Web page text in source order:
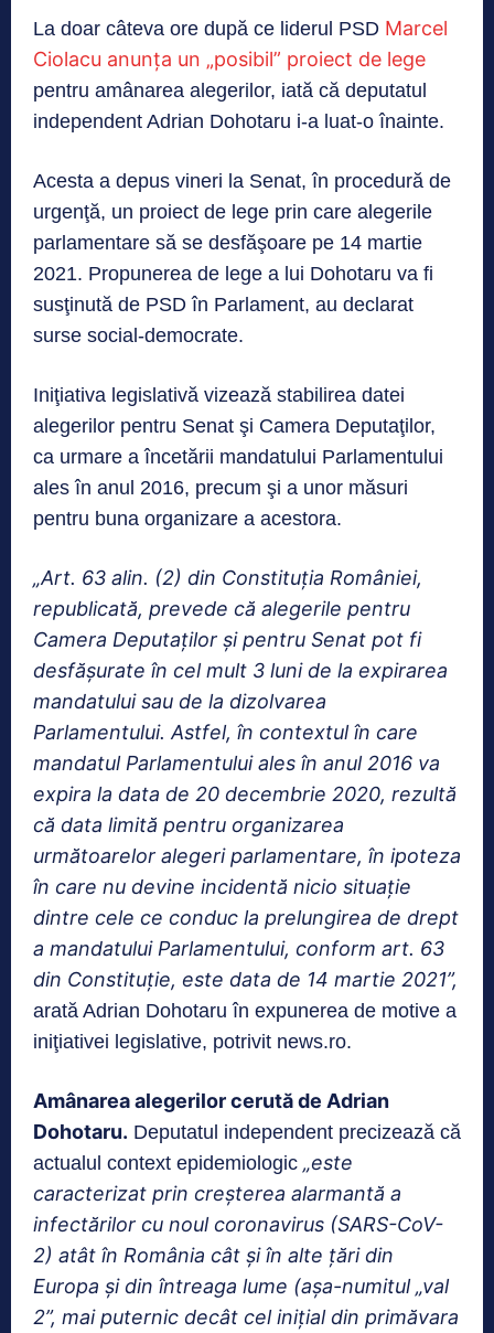
La doar câteva ore după ce liderul PSD Marcel
Ciolacu anunța un „posibil” proiect de lege
pentru amânarea alegerilor, iată că deputatul
independent Adrian Dohotaru i-a luat-o înainte.
Acesta a depus vineri la Senat, în procedură de
urgenţă, un proiect de lege prin care alegerile
parlamentare să se desfăşoare pe 14 martie
2021. Propunerea de lege a lui Dohotaru va fi
susţinută de PSD în Parlament, au declarat
surse social-democrate.
Iniţiativa legislativă vizează stabilirea datei
alegerilor pentru Senat şi Camera Deputaţilor,
ca urmare a încetării mandatului Parlamentului
ales în anul 2016, precum şi a unor măsuri
pentru buna organizare a acestora.
„Art. 63 alin. (2) din Constituţia României,
republicată, prevede că alegerile pentru
Camera Deputaţilor şi pentru Senat pot fi
desfăşurate în cel mult 3 luni de la expirarea
mandatului sau de la dizolvarea
Parlamentului. Astfel, în contextul în care
mandatul Parlamentului ales în anul 2016 va
expira la data de 20 decembrie 2020, rezultă
că data limită pentru organizarea
următoarelor alegeri parlamentare, în ipoteza
în care nu devine incidentă nicio situaţie
dintre cele ce conduc la prelungirea de drept
a mandatului Parlamentului, conform art. 63
din Constituţie, este data de 14 martie 2021”,
arată Adrian Dohotaru în expunerea de motive a
iniţiativei legislative, potrivit news.ro.
Amânarea alegerilor cerută de Adrian
Dohotaru. Deputatul independent precizează că
actualul context epidemiologic „este
caracterizat prin creşterea alarmantă a
infectărilor cu noul coronavirus (SARS-CoV-
2) atât în România cât şi în alte ţări din
Europa şi din întreaga lume (aşa-numitul „val
2”, mai puternic decât cel iniţial din primăvara